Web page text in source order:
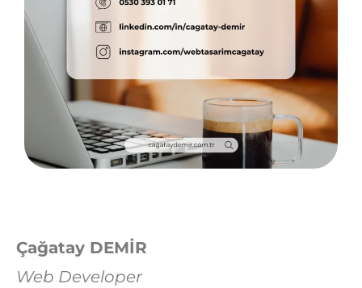
Çağatay DEMİR
Web Developer